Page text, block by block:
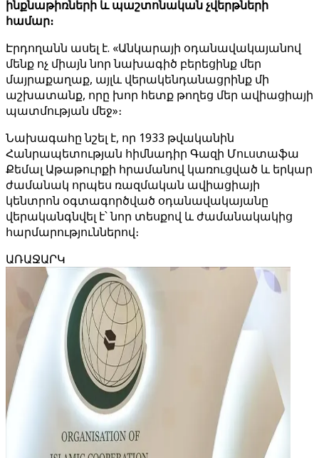
ինքնաթիռների և պաշտոնական չվերթների
համար։
Էրդողանն ասել է. «Անկարայի օդանավակայանով
մենք ոչ միայն նոր նախագիծ բերեցինք մեր
մայրաքաղաք, այլև վերակենդանացրինք մի
աշխատանք, որը խոր հետք թողեց մեր ավիացիայի
պատմության մեջ»։
Նախագահը նշել է, որ 1933 թվականին
Հանրապետության հիմնադիր Գազի Մուստաֆա
Քեմալ Աթաթուրքի հրամանով կառուցված և երկար
ժամանակ որպես ռազմական ավիացիայի
կենտրոն օգտագործված օդանավակայանը
վերականգնվել է՝ նոր տեսքով և ժամանակակից
հարմարություններով։
ԱՌԱՋԱՐԿ